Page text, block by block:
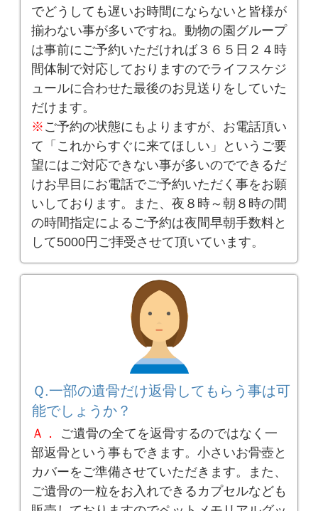
でどうしても遅いお時間にならないと皆様が
揃わない事が多いですね。動物の園グループ
は事前にご予約いただければ３６５日２４時
間体制で対応しておりますのでライフスケジ
ュールに合わせた最後のお見送りをしていた
だけます。
※ ご予約の状態にもよりますが、お電話頂い
て「これからすぐに来てほしい」というご要
望にはご対応できない事が多いのでできるだ
けお早目にお電話でご予約いただく事をお願
いしております。また、夜８時～朝８時の間
の時間指定によるご予約は夜間早朝手数料と
して5000円ご拝受させて頂いています。
Ｑ.一部の遺骨だけ返骨してもらう事は可
能でしょうか？
Ａ．
ご遺骨の全てを返骨するのではなく一
部返骨という事もできます。小さいお骨壺と
カバーをご準備させていただきます。また、
ご遺骨の一粒をお入れできるカプセルなども